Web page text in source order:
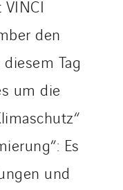
den
Tag
um die
Es
und